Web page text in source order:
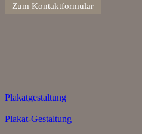
Zum Kontaktformular
Plakatgestaltung
Plakat-Gestaltung